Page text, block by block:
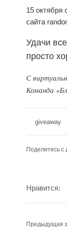
15
сайта
Удачи
просто
С
Команда
giveaway
Поделитесь с
Нравится:
Предыдущая